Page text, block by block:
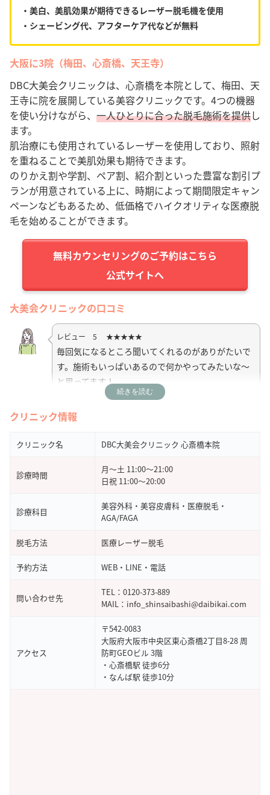
・美白、美肌効果が期待できるレーザー脱毛機を使用
・シェービング代、アフターケア代などが無料
大阪に3院（梅田、心斎橋、天王寺）
DBC大美会クリニックは、心斎橋を本院として、梅田、天
王寺に院を展開している美容クリニックです。4つの機器
を使い分けながら、 一人ひとりに合った脱毛施術を提供し
ます。
肌治療にも使用されているレーザーを使用しており、照射
を重ねることで美肌効果も期待できます。
のりかえ割や学割、ペア割、紹介割といった豊富な割引プ
ランが用意されている上に、時期によって期間限定キャン
ペーンなどもあるため、低価格でハイクオリティな医療脱
毛を始めることができます。
公式サイトへ
大美会クリニックの口コミ
レビュー 5 ★★★★★
毎回気になるところ聞いてくれるのがありがたいで
す。施術もいっぱいあるので何かやってみたいな〜
と思ってます！
レビュー 5 ★★★★★
通いましたが、自己処理も必要なくなり大大大満足
です。いつも丁寧に対応していただきありがとうご
ざいました。
続きを読む
クリニック情報
クリニック名 DBC大美会クリニック 心斎橋本院
診療時間
月～土 11:00～21:00
日祝 11:00～20:00
診療科目
美容外科・美容皮膚科・医療脱毛・
AGA/FAGA
脱毛方法 医療レーザー脱毛
予約方法 WEB・LINE・電話
問い合わせ先
TEL：0120-373-889
MAIL：info_shinsaibashi@daibikai.com
アクセス
〒542-0083
大阪府大阪市中央区東心斎橋2丁目8-28 周
防町GEOビル 3階
・心斎橋駅 徒歩6分
・なんば駅 徒歩10分